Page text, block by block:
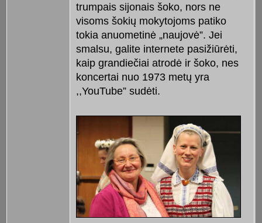
trumpais sijonais šoko, nors ne
visoms šokių mokytojoms patiko
tokia anuometinė „naujovė”. Jei
smalsu, galite internete pasižiūrėti,
kaip grandiečiai atrodė ir šoko, nes
koncertai nuo 1973 metų yra
,,YouTube” sudėti.